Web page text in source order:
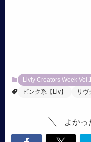
Livly Creators Week Vol.1
ピンク系【Liv】
リ
よかっ